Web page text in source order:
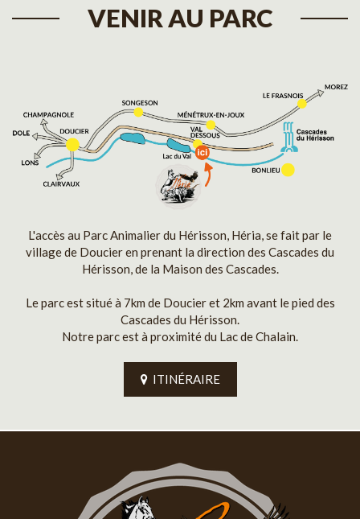
VENIR AU PARC
L'accès au Parc Animalier du Hérisson, Héria, se fait par le
village de Doucier en prenant la direction des Cascades du
Hérisson, de la Maison des Cascades.
Le parc est situé à 7km de Doucier et 2km avant le pied des
Cascades du Hérisson.
Notre parc est à proximité du Lac de Chalain.
ITINÉRAIRE